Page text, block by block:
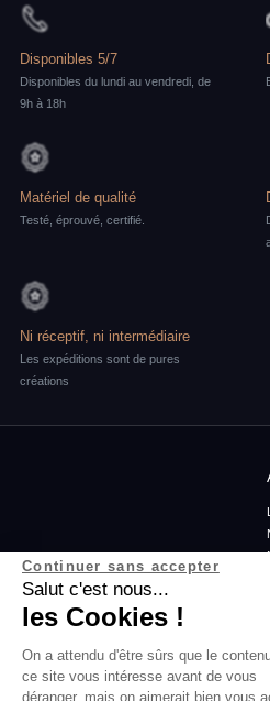
Disponibles 5/7
Disponibles du lundi au vendredi, de
9h à 18h
Matériel de qualité
Testé, éprouvé, certifié.
Ni réceptif, ni intermédiaire
Les expéditions sont de pures
créations
Services
Continuer sans accepter
Salut c'est nous...
les Cookies !
On a attendu d'être sûrs que le
ce site vous intéresse avant de vous
déranger, mais on aimerait bien vous